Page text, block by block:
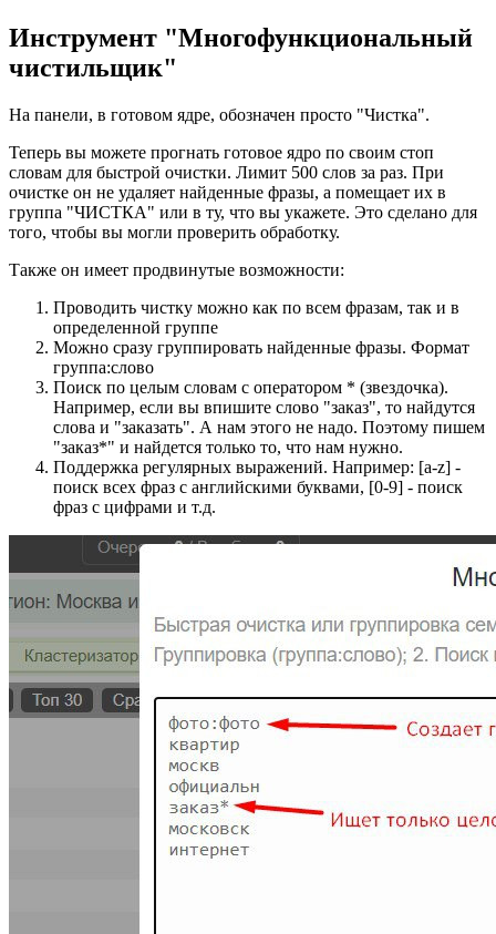
Инструмент "Многофункциональный
чистильщик"
На панели, в готовом ядре, обозначен просто "Чистка".
Теперь вы можете прогнать готовое ядро по своим стоп
словам для быстрой очистки. Лимит 500 слов за раз. При
очистке он не удаляет найденные фразы, а помещает их в
группа "ЧИСТКА" или в ту, что вы укажете. Это сделано для
того, чтобы вы могли проверить обработку.
Также он имеет продвинутые возможности:
Проводить чистку можно как по всем фразам, так и в
определенной группе
Можно сразу группировать найденные фразы. Формат
группа:слово
Поиск по целым словам с оператором * (звездочка).
Например, если вы впишите слово "заказ", то найдутся
слова и "заказать". А нам этого не надо. Поэтому пишем
"заказ*" и найдется только то, что нам нужно.
Поддержка регулярных выражений. Например: [a-z] -
поиск всех фраз с английскими буквами, [0-9] - поиск
фраз с цифрами и т.д.